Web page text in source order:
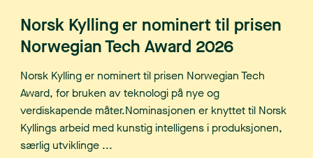
Norsk Kylling er nominert til prisen
Norwegian Tech Award 2026
Norsk Kylling er nominert til prisen Norwegian Tech
Award, for bruken av teknologi på nye og
verdiskapende måter.Nominasjonen er knyttet til Norsk
Kyllings arbeid med kunstig intelligens i produksjonen,
særlig utviklinge ...